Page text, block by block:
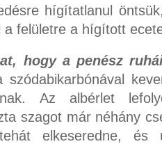
hígítatlanul
a felületre a hígított
hogy a penész
szódabikarbónával
Az albérlet
szagot már néhány
elkeseredne, és